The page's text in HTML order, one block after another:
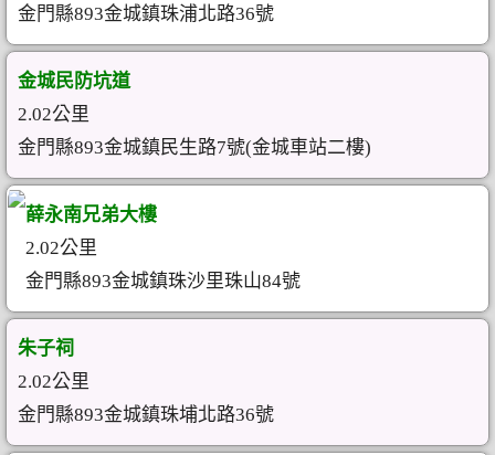
金門縣893金城鎮珠浦北路36號
金城民防坑道
2.02公里
金門縣893金城鎮民生路7號(金城車站二樓)
薛永南兄弟大樓
2.02公里
金門縣893金城鎮珠沙里珠山84號
朱子祠
2.02公里
金門縣893金城鎮珠埔北路36號